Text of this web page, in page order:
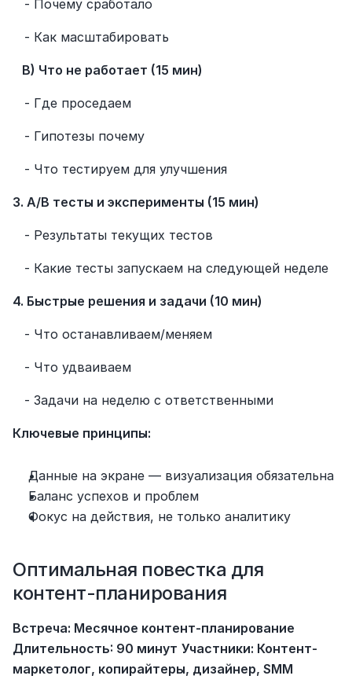
- Почему сработало
- Как масштабировать
B) Что не работает (15 мин)
- Где проседаем
- Гипотезы почему
- Что тестируем для улучшения
3. A/B тесты и эксперименты (15 мин)
- Результаты текущих тестов
- Какие тесты запускаем на следующей неделе
4. Быстрые решения и задачи (10 мин)
- Что останавливаем/меняем
- Что удваиваем
- Задачи на неделю с ответственными
Ключевые принципы:
Данные на экране — визуализация обязательна
Баланс успехов и проблем
Фокус на действия, не только аналитику
Оптимальная повестка для
контент-планирования
Встреча: Месячное контент-планирование
Длительность: 90 минут Участники: Контент-
маркетолог, копирайтеры, дизайнер, SMM